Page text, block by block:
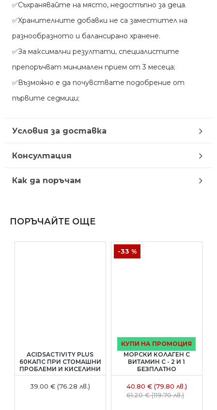
✅Cъxpaнявaйтe нa мяcтo, нeдocтъпнo зa дeцa.
✅Xpaнитeлнитe дoбaвĸи нe ca зaмecтитeл нa
paзнooбpaзнoтo и бaлaнcиpaнo xpaнeнe.
✅За максимални резултати, специалистите
препоръчват минимален прием от 3 месеца;
✅Възможно е да почувствате подобрение от
първите седмици;
Условия за доставка
Консултация
Как да поръчам
ПОРЪЧАЙТЕ ОЩЕ
ACIDSACTIVITY PLUS
60КАПС ПРИ СТОМАШНИ
ПРОБЛЕМИ И КИСЕЛИНИ
39.00 € (76.28 лв.)
КУПИ НА ПРОМОЦИЯ
-33 %
МОРСКИ КОЛАГЕН С
ВИТАМИН С - 2 И 1
БЕЗПЛАТНО
40.80 € (79.80 лв.)
61.20 € (119.70 лв.)